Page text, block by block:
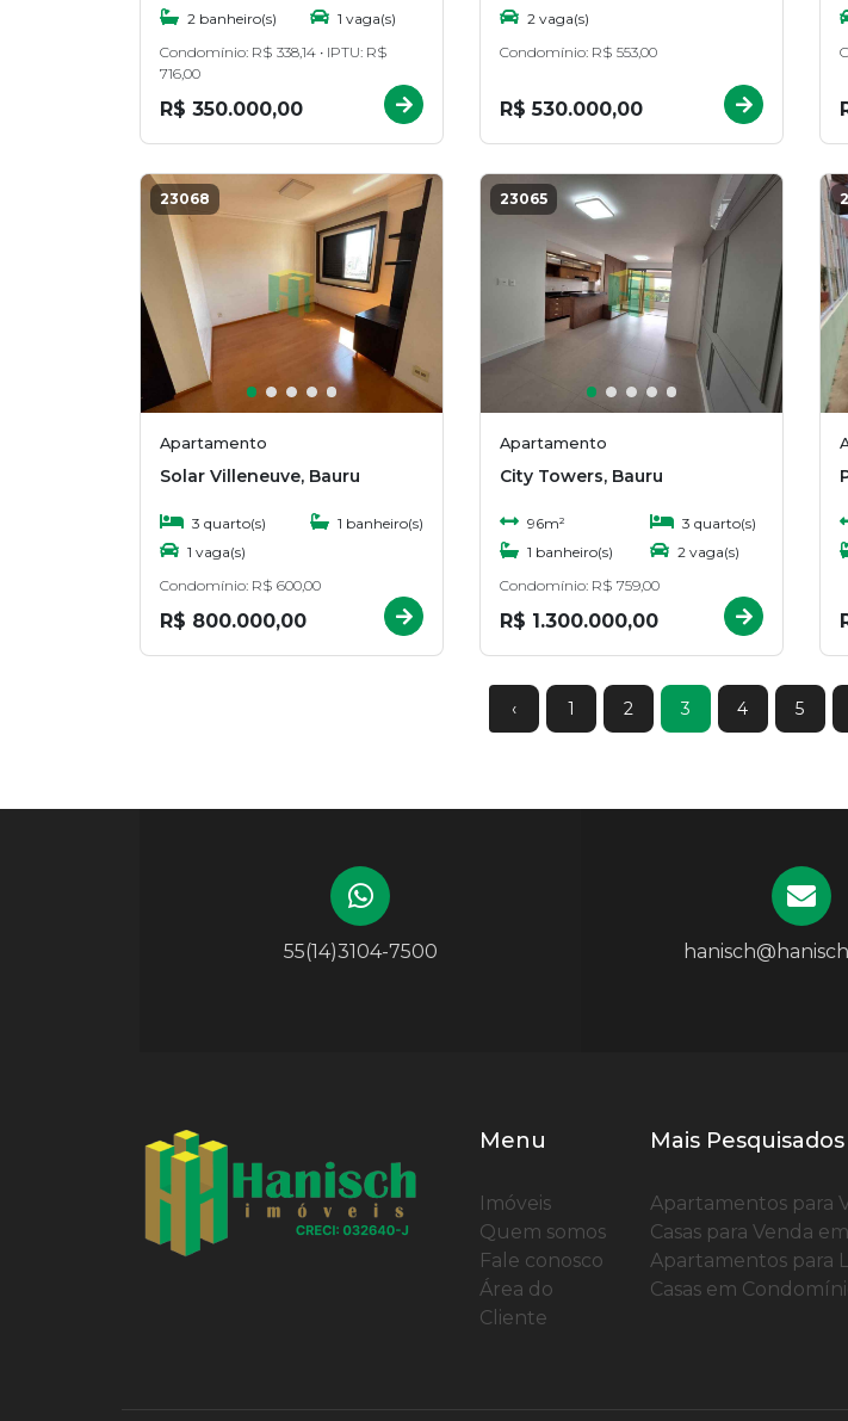
2 banheiro(s)
1 vaga(s)
Condomínio: R$ 338,14 • IPTU: R$
716,00
R$ 350.000,00
2 vaga(s)
Condomínio: R$ 553,00
R$ 530.000,00
23068
Apartamento
Solar Villeneuve, Bauru
3 quarto(s)
1 banheiro(s)
1 vaga(s)
Condomínio: R$ 600,00
R$ 800.000,00
23065
Apartamento
City Towers, Bauru
96m²
3 quarto(s)
1 banheiro(s)
2 vaga(s)
Condomínio: R$ 759,00
R$ 1.300.000,00
‹ 1 2 3 4 5
55(14)3104-7500
Menu
Imóveis
Quem somos
Fale conosco
Área do
Cliente
Mais Pesquisados
Apartamentos para
Casas para Venda
Apartamentos para
Casas em